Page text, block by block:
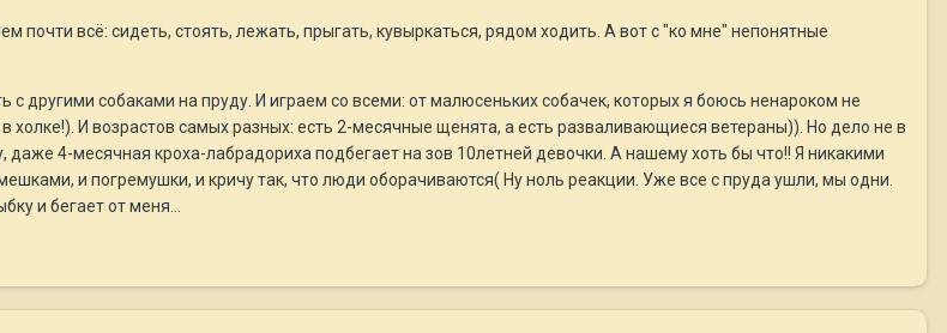
почти всё: сидеть, стоять, лежать, прыгать, кувыркаться, рядом ходить. А вот с "ко мне" непонятные
другими собаками на пруду. И играем со всеми: от малюсеньких собачек, которых я боюсь ненароком не
холке!). И возрастов самых разных: есть 2-месячные щенята, а есть разваливающиеся ветераны)). Но дело не в
даже 4-месячная кроха-лабрадориха подбегает на зов 10летней девочки. А нашему хоть бы что!! Я никакими
и погремушки, и кричу так, что люди оборачиваются( Ну ноль реакции. Уже все с пруда ушли, мы одни.
и бегает от меня...